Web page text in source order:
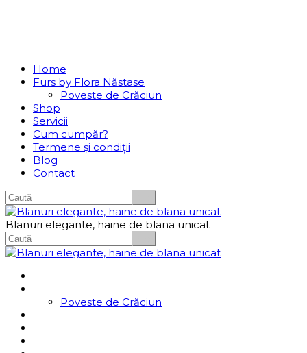
Home
Furs by Flora Năstase
Poveste de Crăciun
Shop
Servicii
Cum cumpăr?
Termene și condiții
Blog
Contact
Blanuri elegante, haine de blana unicat
Poveste de Crăciun